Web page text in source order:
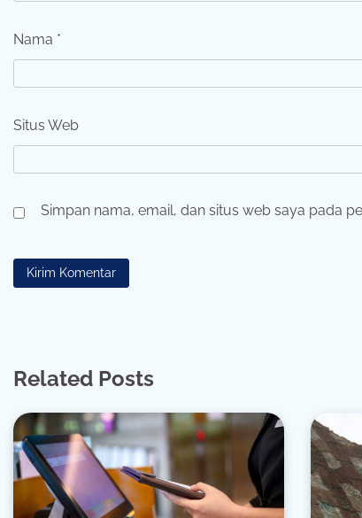
Nama *
Situs Web
Simpan nama, email, dan situs web saya pada
Related Posts